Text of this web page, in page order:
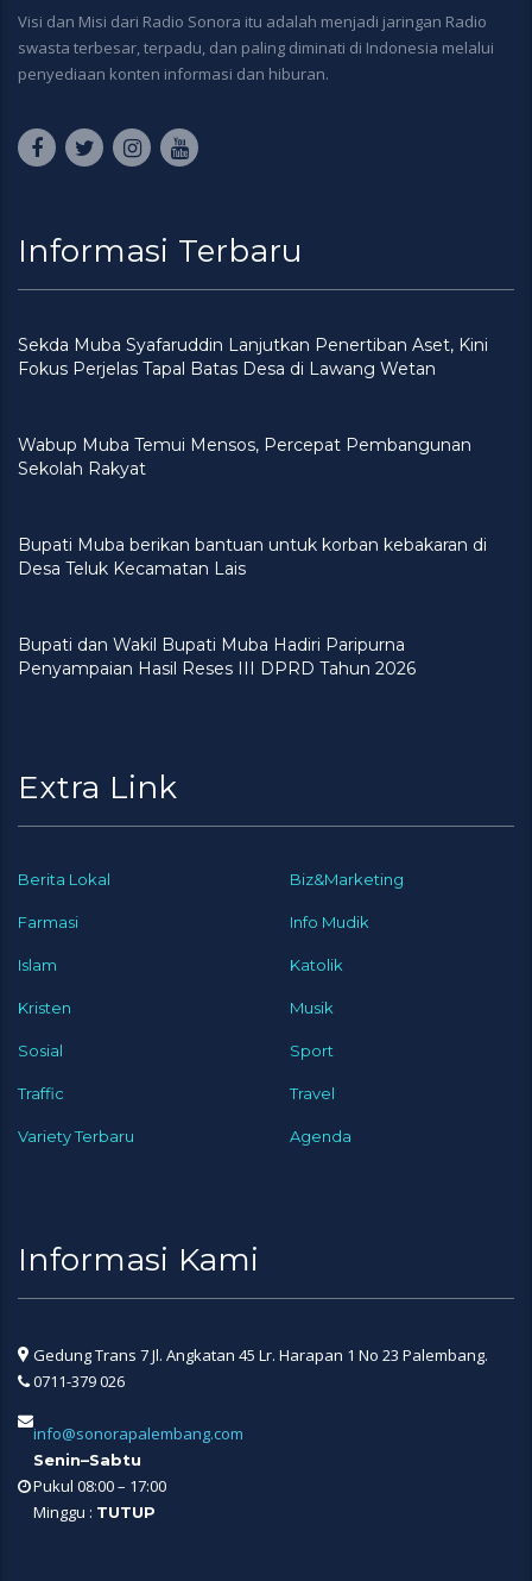
Visi dan Misi dari Radio Sonora itu adalah menjadi jaringan Radio
swasta terbesar, terpadu, dan paling diminati di Indonesia melalui
penyediaan konten informasi dan hiburan.
Informasi Terbaru
Sekda Muba Syafaruddin Lanjutkan Penertiban Aset, Kini
Fokus Perjelas Tapal Batas Desa di Lawang Wetan
Wabup Muba Temui Mensos, Percepat Pembangunan
Sekolah Rakyat
Bupati Muba berikan bantuan untuk korban kebakaran di
Desa Teluk Kecamatan Lais
Bupati dan Wakil Bupati Muba Hadiri Paripurna
Penyampaian Hasil Reses III DPRD Tahun 2026
Extra Link
Berita Lokal Biz&Marketing
Farmasi Info Mudik
Islam Katolik
Kristen Musik
Sosial Sport
Traffic Travel
Variety Terbaru Agenda
Informasi Kami
Gedung Trans 7 Jl. Angkatan 45 Lr. Harapan 1 No 23 Palembang.
0711-379 026
info@sonorapalembang.com
Senin–Sabtu
Pukul 08:00 – 17:00
Minggu : TUTUP